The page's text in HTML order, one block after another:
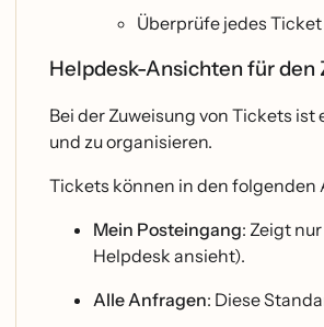
Überprüfe jedes
Helpdesk-Ansichten für den
Bei der Zuweisung von Tickets
und zu organisieren.
Tickets können in den
Mein Posteingang: Zeigt
Helpdesk ansieht).
Alle Anfragen: Diese